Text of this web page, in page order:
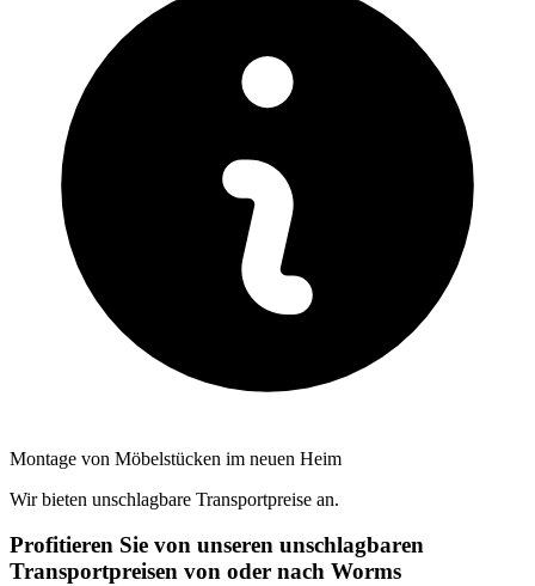
Montage von Möbelstücken im neuen Heim
Wir bieten unschlagbare Transportpreise an.
Profitieren Sie von unseren unschlagbaren
Transportpreisen von oder nach Worms